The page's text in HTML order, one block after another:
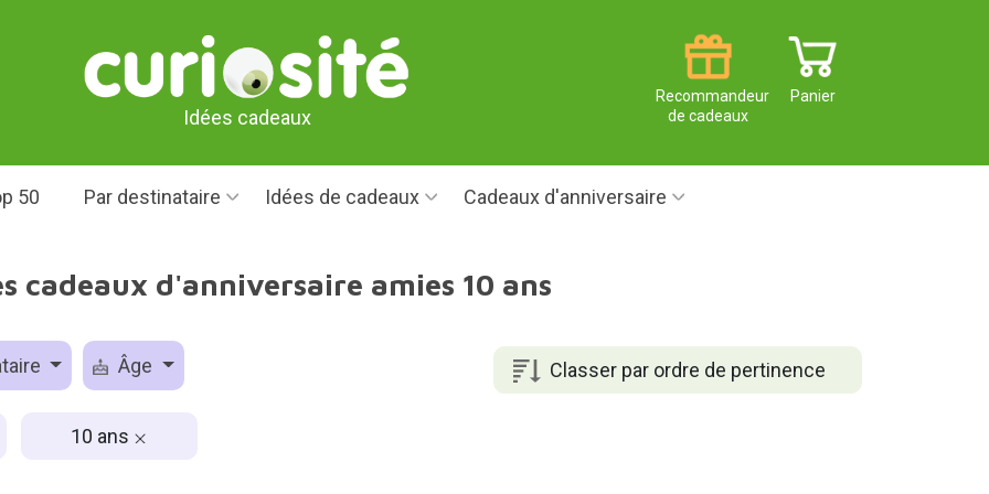
Idées cadeaux
Panier
Recommandeur
de cadeaux
50 Par destinataire Idées de cadeaux Cadeaux d'anniversaire
cadeaux d'anniversaire amies 10 ans
Classer par ordre de pertinence
Âge
10 ans